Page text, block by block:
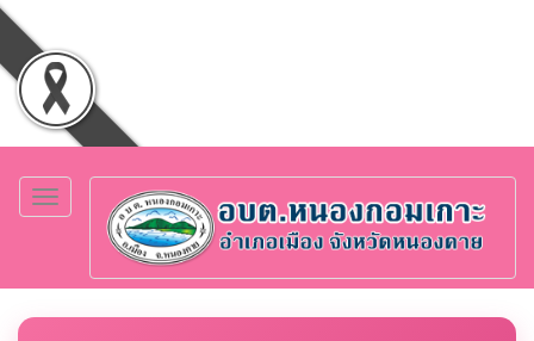
Toggle
navigation